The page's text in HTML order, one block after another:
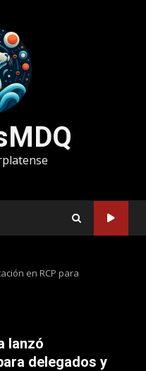
en RCP para
lanzó
delegados y